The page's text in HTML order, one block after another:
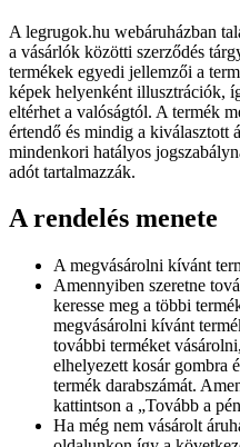
A legrugok.hu webáruházban
a vásárlók közötti szerződés
termékek egyedi jellemzői a
képek helyenként illusztrációk,
eltérhet a valóságtól. A termék
értendő és mindig a kiválasztott
mindenkori hatályos
adót tartalmazzák.
A rendelés menete
A megvásárolni kívánt
Amennyiben szeretne
keresse meg a többi
megvásárolni kívánt
további terméket
elhelyezett kosár gombra
termék darabszámát.
kattintson a „Tovább a
Ha még nem vásárolt